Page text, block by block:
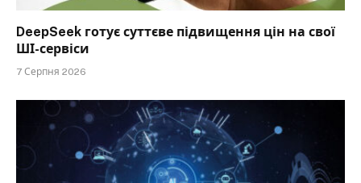
DeepSeek готує суттєве підвищення цін на свої
ШІ-сервіси
7 Серпня 2026